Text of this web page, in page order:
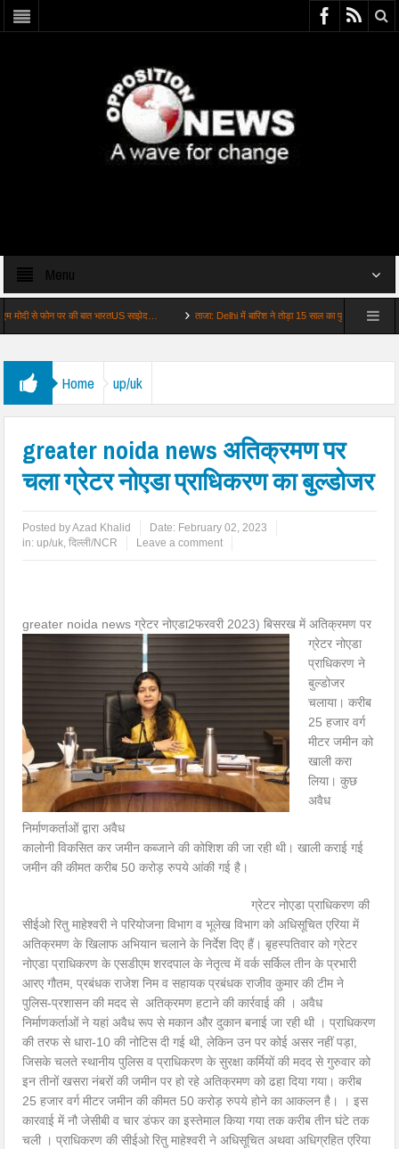
Menu
फोन पर की बात भारतUS साझेद… ताजा: Delhi में बारिश ने तोड़ा 15 साल का पुराना रिकॉर्ड
Home up/uk
greater noida news अतिक्रमण पर
चला ग्रेटर नोएडा प्राधिकरण का बुल्डोजर
Posted byAzad Khalid Date: February 02, 2023
in: up/uk,दिल्ली/NCR Leave a comment
greater noida newsग्रेटर नोएडा2फरवरी 2023) बिसरख में अतिक्रमण पर
ग्रेटर नोएडा
प्राधिकरण ने
बुल्डोजर
चलाया। करीब
25 हजार वर्ग
मीटर जमीन को
खाली करा
लिया। कुछ
अवैध
निर्माणकर्ताओं द्वारा अवैध
कालोनी विकसित कर जमीन कब्जाने की कोशिश की जा रही थी। खाली कराई गई
जमीन की कीमत करीब 50 करोड़ रुपये आंकी गई है।
ग्रेटर नोएडा प्राधिकरण की
सीईओ रितु माहेश्वरी ने परियोजना विभाग व भूलेख विभाग को अधिसूचित एरिया में
अतिक्रमण के खिलाफ अभियान चलाने के निर्देश दिए हैं। बृहस्पतिवार को ग्रेटर
नोएडा प्राधिकरण के एसडीएम शरदपाल के नेतृत्व में वर्क सर्किल तीन के प्रभारी
आरए गौतम, प्रबंधक राजेश निम व सहायक प्रबंधक राजीव कुमार की टीम ने
पुलिस-प्रशासन की मदद से अतिक्रमण हटाने की कार्रवाई की । अवैध
निर्माणकर्ताओं ने यहां अवैध रूप से मकान और दुकान बनाई जा रही थी । प्राधिकरण
की तरफ से धारा-10 की नोटिस दी गई थी, लेकिन उन पर कोई असर नहीं पड़ा,
जिसके चलते स्थानीय पुलिस व प्राधिकरण के सुरक्षा कर्मियों की मदद से गुरुवार को
इन तीनों खसरा नंबरों की जमीन पर हो रहे अतिक्रमण को ढहा दिया गया। करीब
25 हजार वर्ग मीटर जमीन की कीमत 50 करोड़ रुपये होने का आकलन है। । इस
कारवाई में नौ जेसीबी व चार डंफर का इस्तेमाल किया गया तक करीब तीन घंटे तक
चली । प्राधिकरण की सीईओ रितु माहेश्वरी ने अधिसूचित अथवा अधिग्रहित एरिया